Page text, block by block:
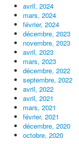
avril, 2024
mars, 2024
février, 2024
décembre, 2023
novembre, 2023
avril, 2023
mars, 2023
décembre, 2022
septembre, 2022
avril, 2022
avril, 2021
mars, 2021
février, 2021
décembre, 2020
octobre, 2020